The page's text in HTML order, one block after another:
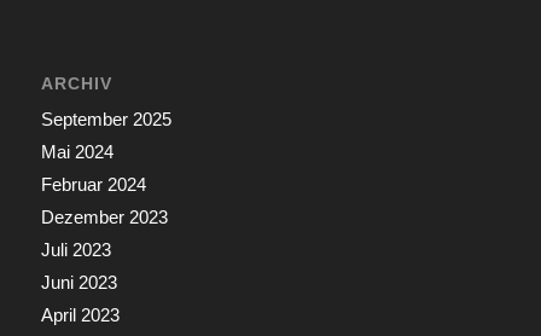
ARCHIV
September 2025
Mai 2024
Februar 2024
Dezember 2023
Juli 2023
Juni 2023
April 2023